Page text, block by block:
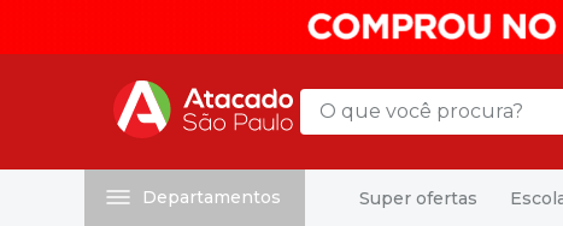
O que você procura?
Departamentos Super ofertas